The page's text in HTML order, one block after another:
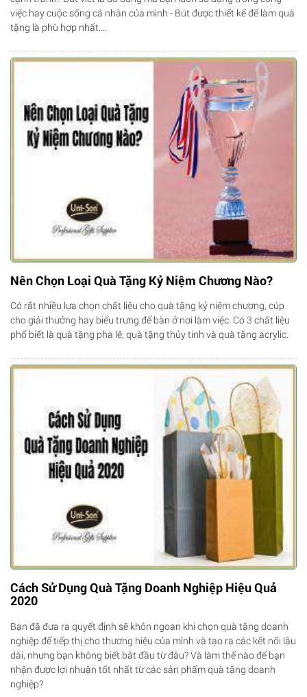
việc hay cuộc sống cá nhân của mình - Bút được thiết kế để làm quà
tặng là phù hợp nhất....
Nên Chọn Loại Quà Tặng Kỷ Niệm Chương Nào?
Có rất nhiều lựa chọn chất liệu cho quà tặng kỷ niệm chương, cúp
cho giải thưởng hay biểu trưng để bàn ở nơi làm việc. Có 3 chất liệu
phổ biết là quà tặng pha lê, quà tặng thủy tinh và quà tặng acrylic.
Cách Sử Dụng Quà Tặng Doanh Nghiệp Hiệu Quả
2020
Bạn đã đưa ra quyết định sẽ khôn ngoan khi chọn quà tặng doanh
nghiệp để tiếp thị cho thương hiệu của mình và tạo ra các kết nối lâu
dài, nhưng bạn không biết bắt đầu từ đâu? Và làm thế nào để bạn
nhận được lợi nhuận tốt nhất từ các sản phẩm quà tặng doanh
nghiệp?